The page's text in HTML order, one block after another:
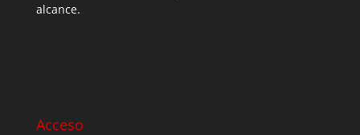
alcance.
Acceso